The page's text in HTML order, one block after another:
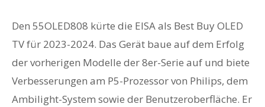
Den 55OLED808 kürte die EISA als Best Buy OLED
TV für 2023-2024. Das Gerät baue auf dem Erfolg
der vorherigen Modelle der 8er-Serie auf und biete
Verbesserungen am P5-Prozessor von Philips, dem
Ambilight-System sowie der Benutzeroberfläche. Er